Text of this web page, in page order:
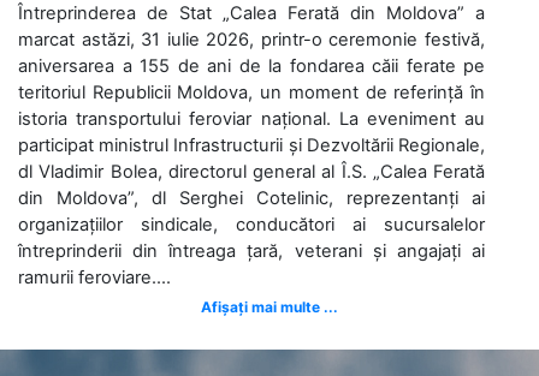
Întreprinderea de Stat „Calea Ferată din Moldova” a
marcat astăzi, 31 iulie 2026, printr-o ceremonie festivă,
aniversarea a 155 de ani de la fondarea căii ferate pe
teritoriul Republicii Moldova, un moment de referință în
istoria transportului feroviar național. La eveniment au
participat ministrul Infrastructurii și Dezvoltării Regionale,
dl Vladimir Bolea, directorul general al Î.S. „Calea Ferată
din Moldova”, dl Serghei Cotelinic, reprezentanți ai
organizațiilor sindicale, conducători ai sucursalelor
întreprinderii din întreaga țară, veterani și angajați ai
ramurii feroviare....
Afișați mai multe ...